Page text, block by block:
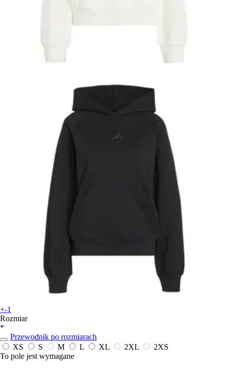
+-1
Rozmiar
*
Przewodnik po rozmiarach
XS
S M L XL 2XL
2XS
To pole jest wymagane